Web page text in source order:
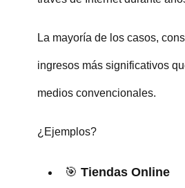
La mayoría de los casos,
ingresos más significativos
medios convencionales.
¿Ejemplos?
🎯 Tiendas Online